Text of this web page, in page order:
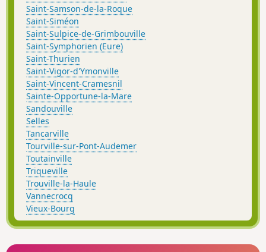
Saint-Samson-de-la-Roque
Saint-Siméon
Saint-Sulpice-de-Grimbouville
Saint-Symphorien (Eure)
Saint-Thurien
Saint-Vigor-d'Ymonville
Saint-Vincent-Cramesnil
Sainte-Opportune-la-Mare
Sandouville
Selles
Tancarville
Tourville-sur-Pont-Audemer
Toutainville
Triqueville
Trouville-la-Haule
Vannecrocq
Vieux-Bourg